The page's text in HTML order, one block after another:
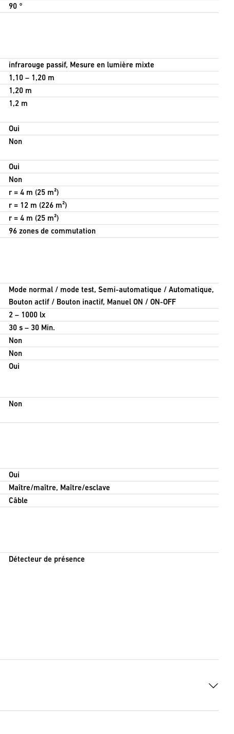
90 °
infrarouge passif, Mesure en lumière mixte
1,10 – 1,20 m
1,20 m
1,2 m
Oui
Non
Oui
Non
r = 4 m (25 m²)
r = 12 m (226 m²)
r = 4 m (25 m²)
96 zones de commutation
Mode normal / mode test, Semi-automatique / Automatique,
Bouton actif / Bouton inactif, Manuel ON / ON-OFF
2 – 1000 lx
30 s – 30 Min.
Non
Non
Oui
Non
Oui
Maître/maître, Maître/esclave
Câble
Détecteur de présence